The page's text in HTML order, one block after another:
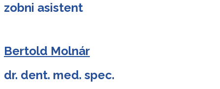
zobni asistent
Bertold Molnár
dr. dent. med. spec.